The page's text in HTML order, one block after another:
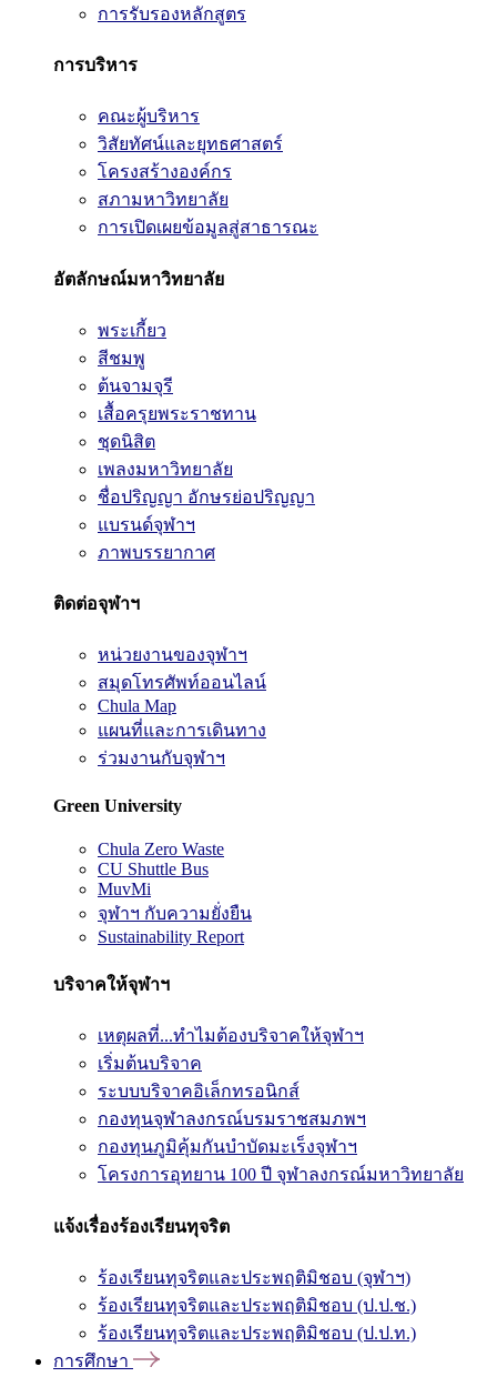
การรับรองหลักสูตร
การบริหาร
คณะผู้บริหาร
วิสัยทัศน์และยุทธศาสตร์
โครงสร้างองค์กร
สภามหาวิทยาลัย
การเปิดเผยข้อมูลสู่สาธารณะ
อัตลักษณ์มหาวิทยาลัย
พระเกี้ยว
สีชมพู
ต้นจามจุรี
เสื้อครุยพระราชทาน
ชุดนิสิต
เพลงมหาวิทยาลัย
ชื่อปริญญา อักษรย่อปริญญา
แบรนด์จุฬาฯ
ภาพบรรยากาศ
ติดต่อจุฬาฯ
หน่วยงานของจุฬาฯ
สมุดโทรศัพท์ออนไลน์
Chula Map
แผนที่และการเดินทาง
ร่วมงานกับจุฬาฯ
Green University
Chula Zero Waste
CU Shuttle Bus
MuvMi
จุฬาฯ กับความยั่งยืน
Sustainability Report
บริจาคให้จุฬาฯ
เหตุผลที่...ทำไมต้องบริจาคให้จุฬาฯ
เริ่มต้นบริจาค
ระบบบริจาคอิเล็กทรอนิกส์
กองทุนจุฬาลงกรณ์บรมราชสมภพฯ
กองทุนภูมิคุ้มกันบำบัดมะเร็งจุฬาฯ
โครงการอุทยาน 100 ปี จุฬาลงกรณ์มหาวิทยาลัย
แจ้งเรื่องร้องเรียนทุจริต
ร้องเรียนทุจริตและประพฤติมิชอบ (จุฬาฯ)
ร้องเรียนทุจริตและประพฤติมิชอบ (ป.ป.ช.)
ร้องเรียนทุจริตและประพฤติมิชอบ (ป.ป.ท.)
การศึกษา